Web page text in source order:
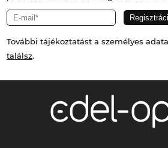
További tájékoztatást a személyes
találsz.